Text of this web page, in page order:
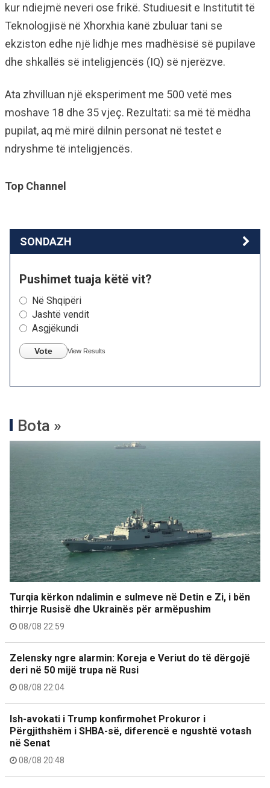
kur ndiejmë neveri ose frikë. Studiuesit e Institutit të
Teknologjisë në Xhorxhia kanë zbuluar tani se
ekziston edhe një lidhje mes madhësisë së pupilave
dhe shkallës së inteligjencës (IQ) së njerëzve.
Ata zhvilluan një eksperiment me 500 vetë mes
moshave 18 dhe 35 vjeç. Rezultati: sa më të mëdha
pupilat, aq më mirë dilnin personat në testet e
ndryshme të inteligjencës.
Top Channel
SONDAZH
Pushimet tuaja këtë vit?
Në Shqipëri
Jashtë vendit
Asgjëkundi
Vote View Results
Bota »
Turqia kërkon ndalimin e sulmeve në Detin e Zi, i bën
thirrje Rusisë dhe Ukrainës për armëpushim
08/08 22:59
Zelensky ngre alarmin: Koreja e Veriut do të dërgojë
deri në 50 mijë trupa në Rusi
08/08 22:04
Ish-avokati i Trump konfirmohet Prokuror i
Përgjithshëm i SHBA-së, diferencë e ngushtë votash
në Senat
08/08 20:48